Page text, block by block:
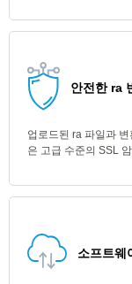
안전한 ra
업로드된 ra 파일과
은 고급 수준의 SSL
소프트웨